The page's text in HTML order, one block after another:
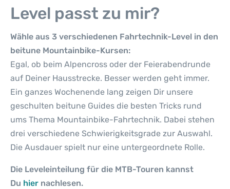
Level passt zu mir?
Wähle aus 3 verschiedenen Fahrtechnik-Level in den
beitune Mountainbike-Kursen:
Egal, ob beim Alpencross oder der Feierabendrunde
auf Deiner Hausstrecke. Besser werden geht immer.
Ein ganzes Wochenende lang zeigen Dir unsere
geschulten beitune Guides die besten Tricks rund
ums Thema Mountainbike-Fahrtechnik. Dabei stehen
drei verschiedene Schwierigkeitsgrade zur Auswahl.
Die Ausdauer spielt nur eine untergeordnete Rolle.
Die Leveleinteilung für die MTB-Touren kannst
Du hier nachlesen.